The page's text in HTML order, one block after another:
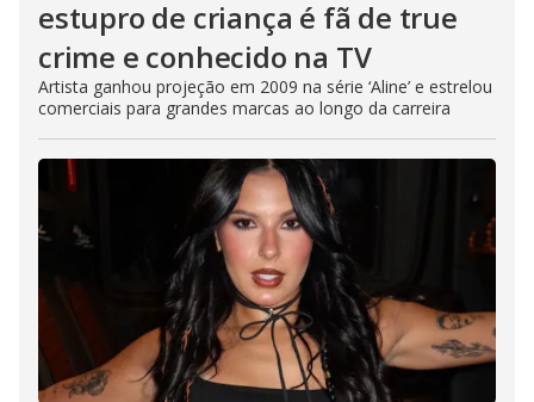
estupro de criança é fã de true
crime e conhecido na TV
Artista ganhou projeção em 2009 na série ‘Aline’ e estrelou
comerciais para grandes marcas ao longo da carreira